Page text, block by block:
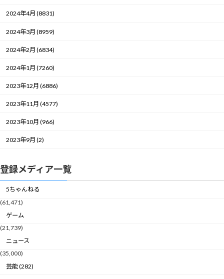
2024年4月 (8831)
2024年3月 (8959)
2024年2月 (6834)
2024年1月 (7260)
2023年12月 (6886)
2023年11月 (4577)
2023年10月 (966)
2023年9月 (2)
登録メディア一覧
5ちゃんねる
(61,471)
ゲーム
(21,739)
ニュース
(35,000)
芸能 (282)